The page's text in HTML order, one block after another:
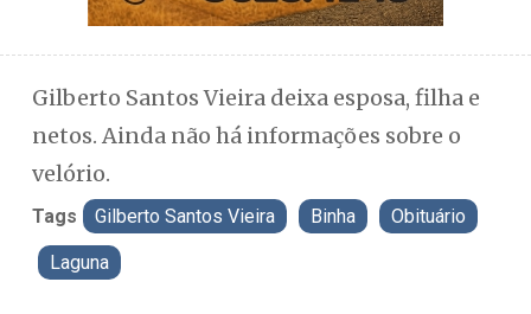
Gilberto Santos Vieira deixa esposa, filha e
netos. Ainda não há informações sobre o
velório.
Tags Gilberto Santos Vieira Binha Obituário
Laguna